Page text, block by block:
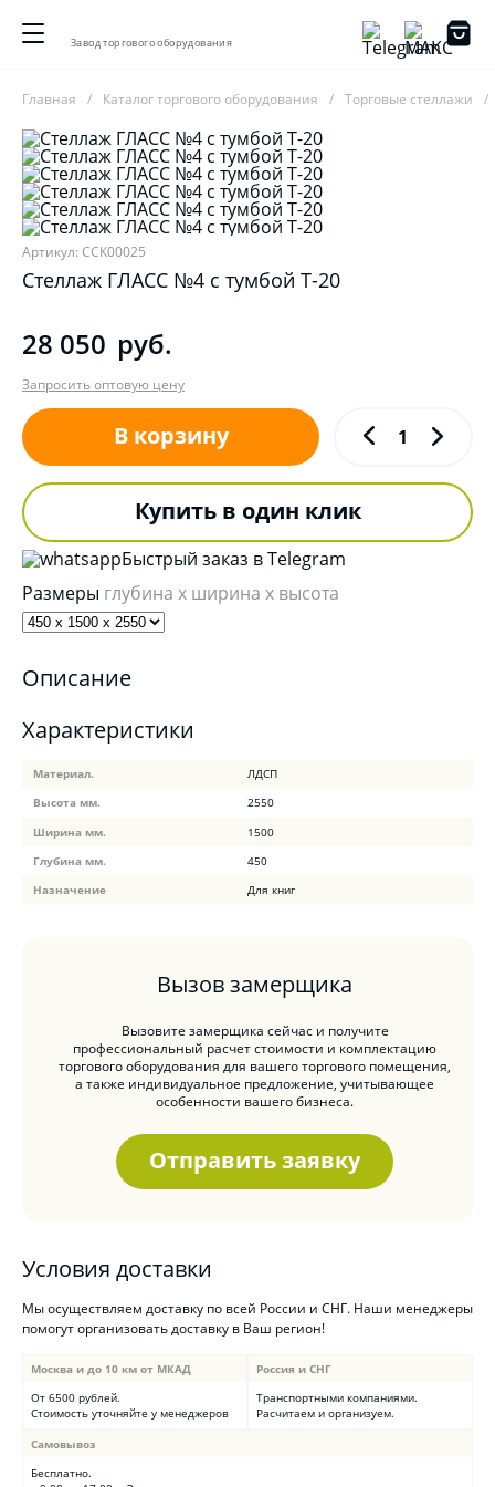
Завод торгового оборудования
Главная Каталог торгового оборудования Торговые стеллажи
Артикул: ССК00025
Стеллаж ГЛАСС №4 с тумбой Т-20
28 050 руб.
Запросить оптовую цену
В корзину
Купить в один клик
Быстрый заказ в Telegram
Размеры глубина x ширина x высота
Описание
Характеристики
Материал.
ЛДСП
Высота мм.
2550
Ширина мм.
1500
Глубина мм.
450
Назначение
Для книг
Вызов замерщика
Вызовите замерщика сейчас и получите
профессиональный расчет стоимости и комплектацию
торгового оборудования для вашего торгового помещения,
а также индивидуальное предложение, учитывающее
особенности вашего бизнеса.
Отправить заявку
Условия доставки
Мы осуществляем доставку по всей России и СНГ. Наши менеджеры
помогут организовать доставку в Ваш регион!
Москва и до 10 км от МКАД
От 6500 рублей.
Стоимость уточняйте у менеджеров
Россия и СНГ
Транспортными компаниями.
Расчитаем и организуем.
Самовывоз
Бесплатно.